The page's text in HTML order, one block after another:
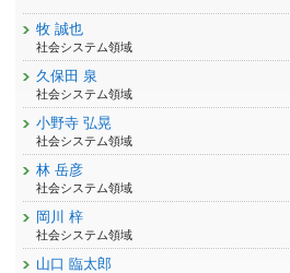
牧 誠也
社会システム領域
久保田 泉
社会システム領域
小野寺 弘晃
社会システム領域
林 岳彦
社会システム領域
岡川 梓
社会システム領域
山口 臨太郎